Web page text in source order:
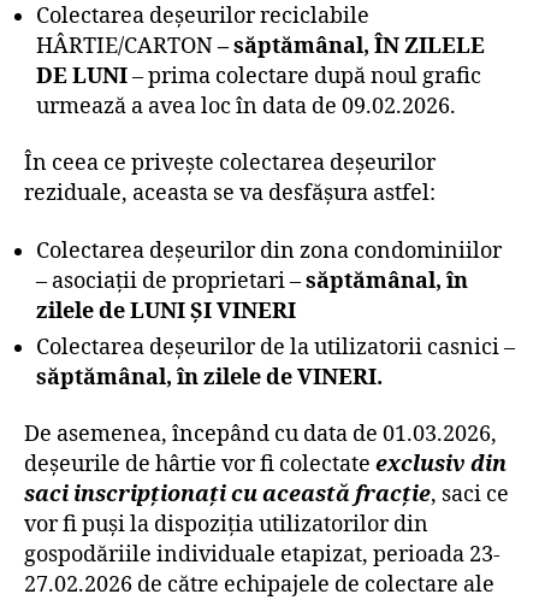
Colectarea deșeurilor reciclabile
HÂRTIE/CARTON– săptămânal, ÎN ZILELE
DE LUNI– prima colectare după noul grafic
urmează a avea loc în data de 09.02.2026.
În ceea ce privește colectarea deșeurilor
reziduale, aceasta se va desfășura astfel:
Colectarea deșeurilor din zona condominiilor
– asociații de proprietari –săptămânal, în
zilele de LUNI ȘI VINERI
Colectarea deșeurilor de la utilizatorii casnici –
săptămânal, în zilele de VINERI.
De asemenea, începând cu data de 01.03.2026,
deșeurile de hârtie vor fi colectate exclusiv din
saci inscripționați cu această fracție, saci ce
vor fi puși la dispoziția utilizatorilor din
gospodăriile individuale etapizat, perioada 23-
27.02.2026 de către echipajele de colectare ale